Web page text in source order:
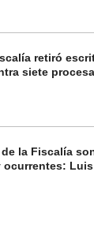
retiró
siete
la Fiscalía
ocurrentes: